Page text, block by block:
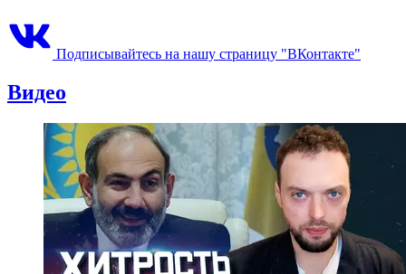
Подписывайтесь на нашу страницу "ВКонтакте"
Видео